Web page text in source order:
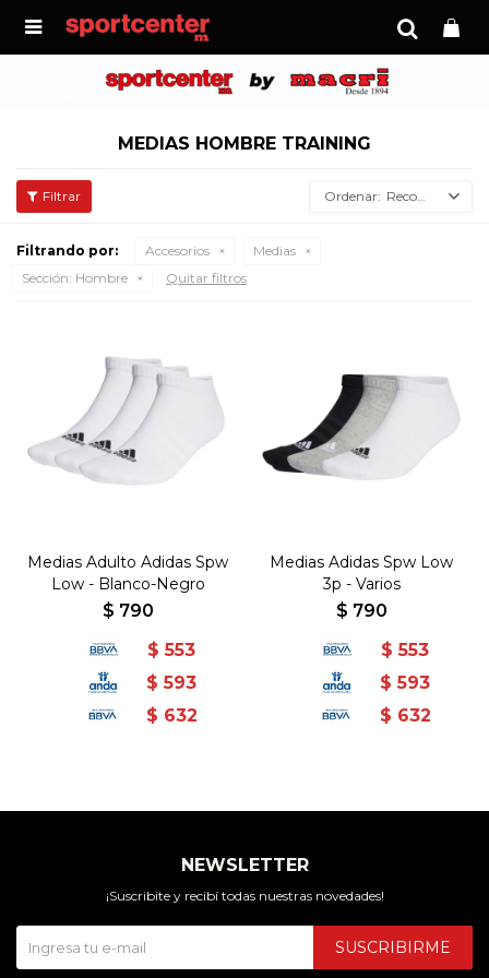

MEDIAS HOMBRE TRAINING
Recomendados
Filtrando por: Accesorios
Medias
Sección: Hombre Quitar filtros
Medias Adulto Adidas Spw
Low - Blanco-Negro
$ 790
$ 553
$ 593
$ 632
Medias Adidas Spw Low
3p - Varios
$ 790
$ 553
$ 593
$ 632
NEWSLETTER
¡Suscribite y recibí todas nuestras novedades!
SUSCRIBIRME